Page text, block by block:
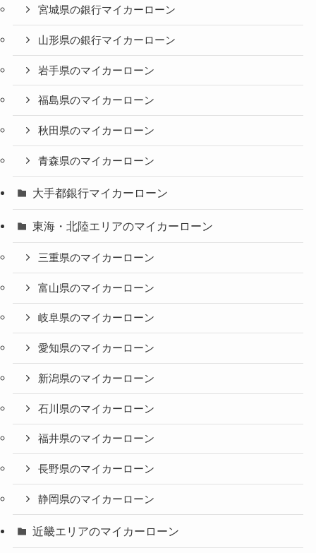
宮城県の銀行マイカーローン
山形県の銀行マイカーローン
岩手県のマイカーローン
福島県のマイカーローン
秋田県のマイカーローン
青森県のマイカーローン
大手都銀行マイカーローン
東海・北陸エリアのマイカーローン
三重県のマイカーローン
富山県のマイカーローン
岐阜県のマイカーローン
愛知県のマイカーローン
新潟県のマイカーローン
石川県のマイカーローン
福井県のマイカーローン
長野県のマイカーローン
静岡県のマイカーローン
近畿エリアのマイカーローン